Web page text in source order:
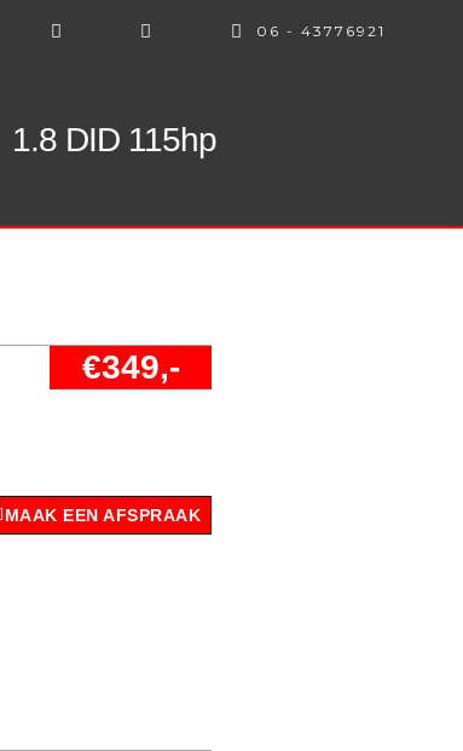
06 - 43776921
1.8 DID 115hp
€349,-
MAAK EEN AFSPRAAK